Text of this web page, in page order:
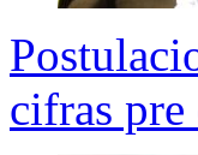
cifras